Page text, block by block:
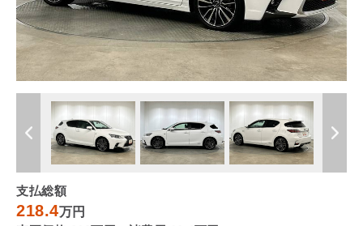
支払総額
218.4万円